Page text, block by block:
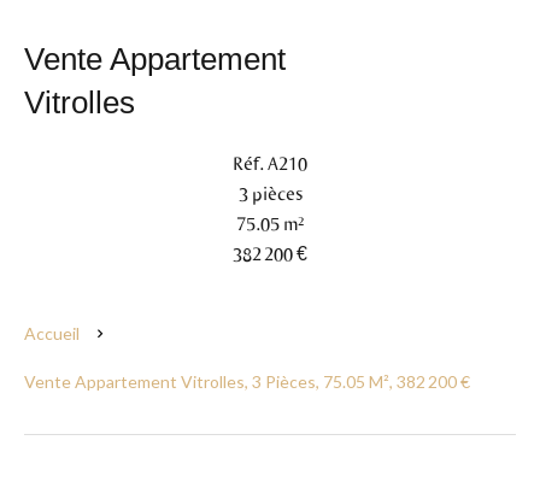
Vente Appartement
Vitrolles
Réf. A210
3 pièces
75.05 m²
382 200 €
Accueil
Vente Appartement Vitrolles, 3 Pièces, 75.05 M², 382 200 €